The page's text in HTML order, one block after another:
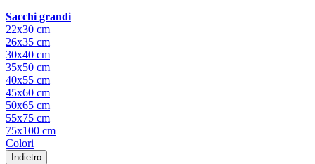
Sacchi grandi
22x30 cm
26x35 cm
30x40 cm
35x50 cm
40x55 cm
45x60 cm
50x65 cm
55x75 cm
75x100 cm
Colori
Indietro